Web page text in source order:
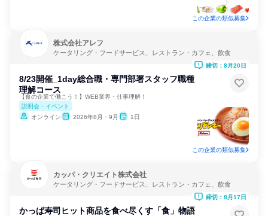
この企業の類似募集
株式会社アレフ
ケータリング・フードサービス、レストラン・カフェ、飲食
8/23開催_1day総合職・専門部署スタッフ職種
理解コース
【食の企業で働こう！】WEB業界・仕事理解！
説明会・イベント
オンライン
2026年8月・9月 1日
締切：8月20日
この企業の類似募集
カッパ・クリエイト株式会社
ケータリング・フードサービス、レストラン・カフェ、飲食
かっぱ寿司ヒット商品を食べ尽くす「食」物語
締切：8月17日